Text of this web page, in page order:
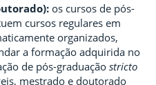
os cursos de pós-
cursos regulares em
organizados,
a formação adquirida no
de pós-graduação stricto
mestrado e doutorado